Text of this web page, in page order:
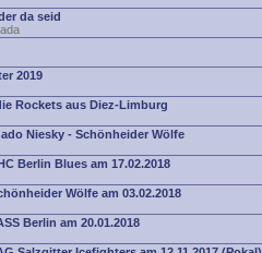
da seid
2019
Rockets aus Diez-Limburg
Niesky - Schönheider Wölfe
Berlin Blues am 17.02.2018
Wölfe am 03.02.2018
Berlin am 20.01.2018